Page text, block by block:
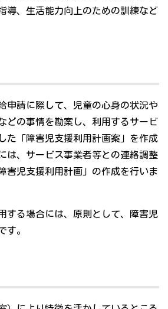
導、生活能力向上のための訓練など
申請に際して、児童の心身の状況や
どの事情を勘案し、利用するサービ
た「障害児支援利用計画案」を作成
は、サービス事業者等との連絡調整
害児支援利用計画」の作成を行いま
する場合には、原則として、障害児
す。